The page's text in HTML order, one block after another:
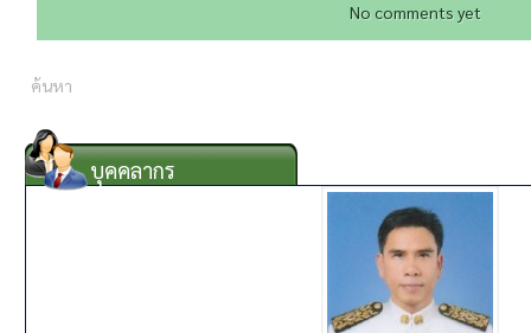
No comments yet
บุคคลากร